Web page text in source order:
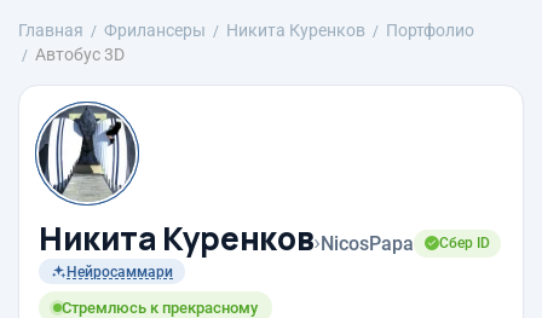
Главная Фрилансеры Никита Куренков
Портфолио
Автобус 3D
Никита Куренков›NicosPapa
Сбер ID
Нейросаммари
Стремлюсь к прекрасному